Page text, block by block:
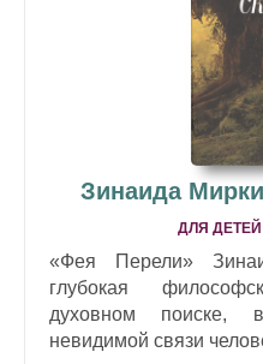
Зинаида
ДЛЯ ДЕТЕЙ
«Фея Перели»
глубокая
духовном поиске,
невидимой связи